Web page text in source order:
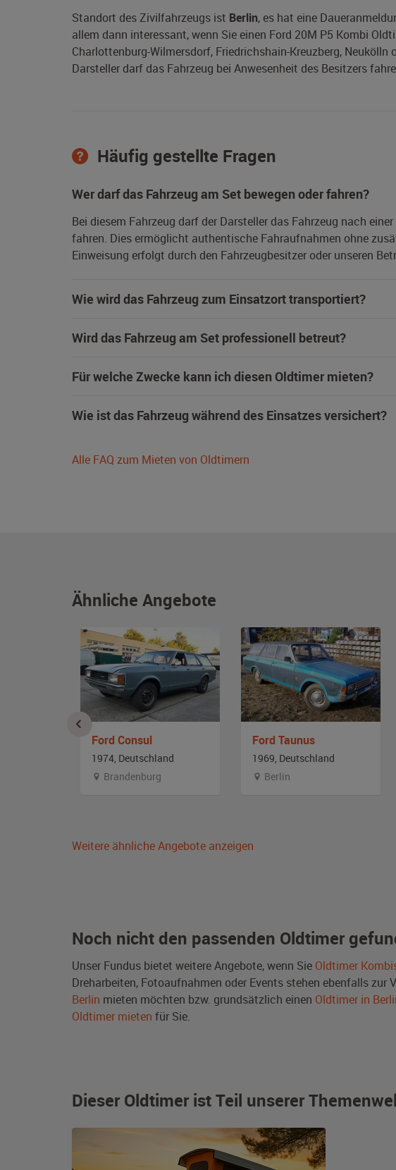
Standort des Zivilfahrzeugs ist Berlin, es hat eine
allem dann interessant, wenn Sie einen Ford 20M P5 Kombi
Charlottenburg-Wilmersdorf, Friedrichshain-Kreuzberg, Neukölln
Darsteller darf das Fahrzeug bei Anwesenheit des Besitzers
Häufig gestellte Fragen
Wer darf das Fahrzeug am Set bewegen oder fahren?
Bei diesem Fahrzeug darf der Darsteller das Fahrzeug nach
fahren. Dies ermöglicht authentische Fahraufnahmen ohne
Einweisung erfolgt durch den Fahrzeugbesitzer oder unseren
Wie wird das Fahrzeug zum Einsatzort transportiert?
Wird das Fahrzeug am Set professionell betreut?
Für welche Zwecke kann ich diesen Oldtimer mieten?
Wie ist das Fahrzeug während des Einsatzes versichert?
Alle FAQ zum Mieten von Oldtimern
Ähnliche Angebote
Ford Consul
1974, Deutschland
Brandenburg
Ford Taunus
1969, Deutschland
Berlin
Weitere ähnliche Angebote anzeigen
Noch nicht den passenden Oldtimer
Unser Fundus bietet weitere Angebote, wenn Sie Oldtimer
Dreharbeiten, Fotoaufnahmen oder Events stehen ebenfalls
Berlin mieten möchten bzw. grundsätzlich einen Oldtimer in
Oldtimer mieten für Sie.
Dieser Oldtimer ist Teil unserer